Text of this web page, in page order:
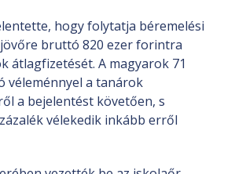
hogy folytatja béremelési
bruttó 820 ezer forintra
átlagfizetését. A magyarok 71
véleménnyel a tanárok
a bejelentést követően, s
vélekedik inkább erről